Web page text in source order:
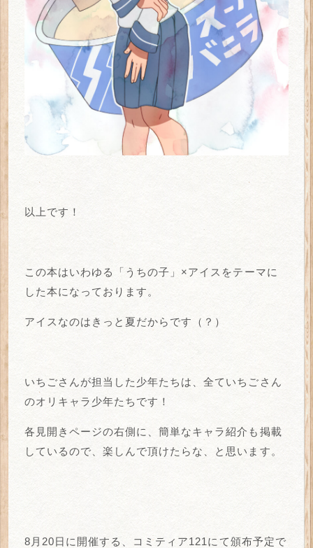
以上です！
この本はいわゆる「うちの子」×アイスをテーマに
した本になっております。
アイスなのはきっと夏だからです（？）
いちごさんが担当した少年たちは、全ていちごさん
のオリキャラ少年たちです！
各見開きページの右側に、簡単なキャラ紹介も掲載
しているので、楽しんで頂けたらな、と思います。
8月20日に開催する、コミティア121にて頒布予定で